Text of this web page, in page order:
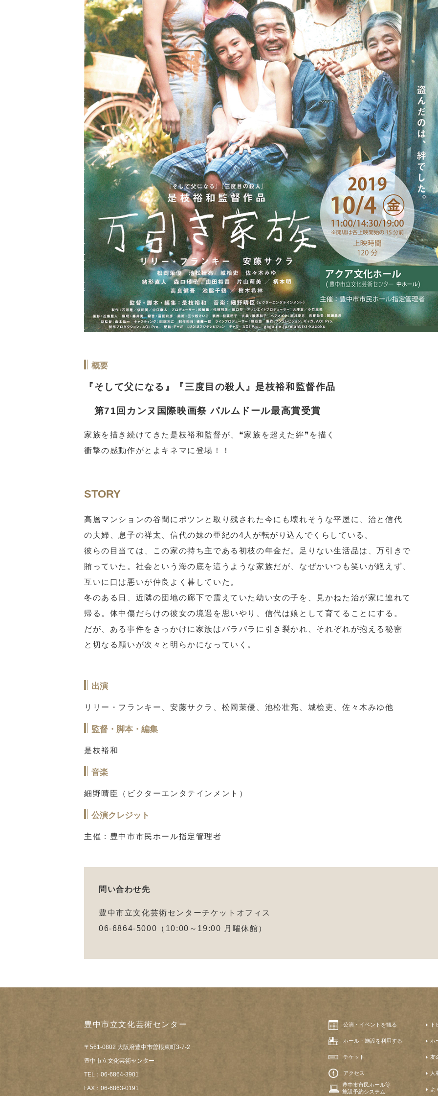
概要
『そして父になる』『三度目の殺人』是枝裕和監督作品
第71回カンヌ国際映画祭 パルムドール最高賞受賞
家族を描き続けてきた是枝裕和監督が、❝家族を超えた絆❞を描く
衝撃の感動作がとよキネマに登場！！
STORY
高層マンションの谷間にポツンと取り残された今にも壊れそうな平屋に、治と信代
の夫婦、息子の祥太、信代の妹の亜紀の4人が転がり込んでくらしている。
彼らの目当ては、この家の持ち主である初枝の年金だ。足りない生活品は、万引きで
賄っていた。社会という海の底を這うような家族だが、なぜかいつも笑いが絶えず、
互いに口は悪いが仲良よく暮していた。
冬のある日、近隣の団地の廊下で震えていた幼い女の子を、見かねた治が家に連れて
帰る。体中傷だらけの彼女の境遇を思いやり、信代は娘として育てることにする。
だが、ある事件をきっかけに家族はバラバラに引き裂かれ、それぞれが抱える秘密
と切なる願いが次々と明らかになっていく。
出演
リリー・フランキー、安藤サクラ、松岡茉優、池松壮亮、城桧吏、佐々木みゆ他
監督・脚本・編集
是枝裕和
音楽
細野晴臣（ビクターエンタテインメント）
公演クレジット
主催：豊中市市民ホール指定管理者
問い合わせ先
豊中市立文化芸術センターチケットオフィス
06-6864-5000（10:00～19:00 月曜休館）
豊中市立文化芸術センター
〒561-0802 大阪府豊中市曽根東町3-7-2
豊中市立文化芸術センター
TEL：06-6864-3901
FAX：06-6863-0191
公演・イベントを観る
ホール・施設を利用する
チケット
アクセス
豊中市市民ホール等
施設予約システム
ホ
友
人
よ